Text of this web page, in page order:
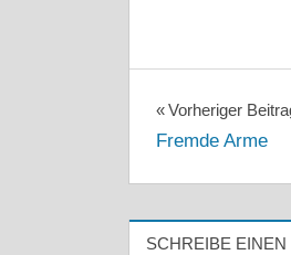
Vorheriger
Fremde Arme
SCHREIBE